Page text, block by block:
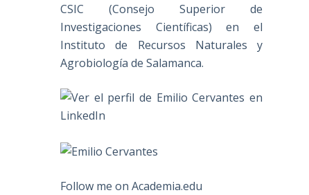
CSIC (Consejo Superior de
Investigaciones Científicas) en el
Instituto de Recursos Naturales y
Agrobiología de Salamanca.
Follow me on Academia.edu